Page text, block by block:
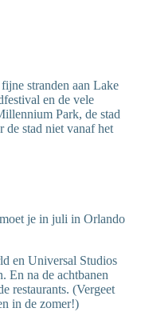
stranden aan Lake
en de vele
Park, de stad
de stad niet vanaf het
je in juli in Orlando
en Universal Studios
En na de achtbanen
restaurants. (Vergeet
in de zomer!)